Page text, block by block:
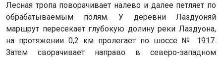
Лесная тропа поворачивает налево и далее петляет по
обрабатываемым полям. У деревни Лаздуоняй
маршрут пересекает глубокую долину реки Лаздуона,
на протяжении 0,2 км пролегает по шоссе № 1917.
Затем сворачивает направо в северо-западном